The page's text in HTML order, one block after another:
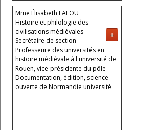
Mme Élisabeth LALOU
+
Histoire et philologie des
civilisations médiévales
Secrétaire de section
Professeure des universités en
histoire médiévale à l'université de
Rouen, vice-présidente du pôle
Documentation, édition, science
ouverte de Normandie université